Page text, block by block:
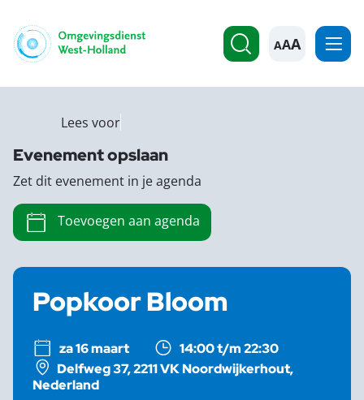
A
Popkoor Bloom
za 16 maart
14:00 t/m 22:30
Delfweg 37, 2211 VK Noordwijkerhout,
Nederland
Lees voor
Evenement opslaan
Zet dit evenement in je agenda
Toevoegen aan agenda